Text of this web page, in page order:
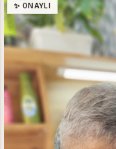
✨ ONAYLI